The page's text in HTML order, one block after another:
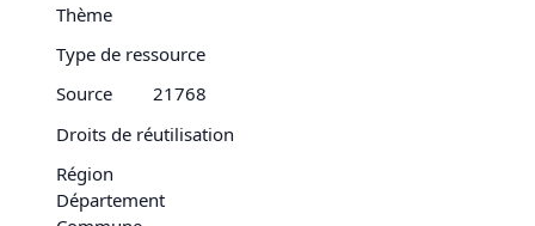
Thème
Type de ressource
Source
21768
Droits de réutilisation
Région
Département